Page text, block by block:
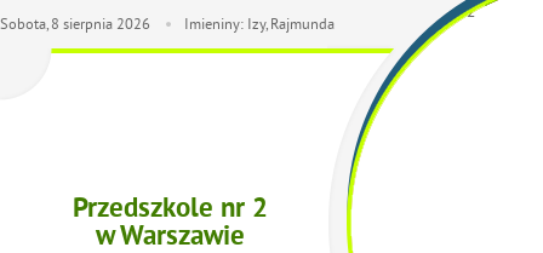
Przedszkole nr 2
w Warszawie
Sobota, 8 sierpnia 2026 Imieniny: Izy, Rajmunda